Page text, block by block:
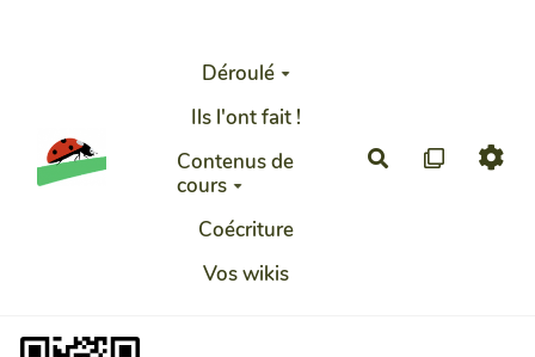
Déroulé
Ils l'ont fait !
Contenus de
cours
Coécriture
Vos wikis
Rechercher